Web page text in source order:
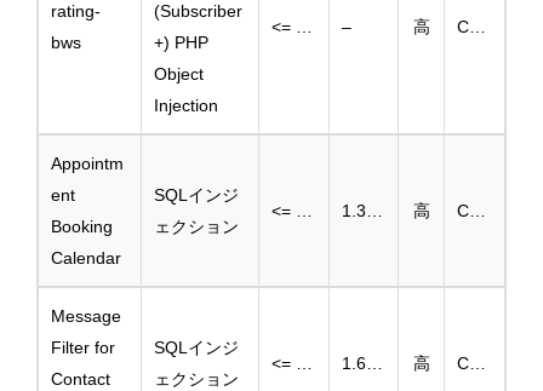
rating-
bws
(Subscriber
+) PHP
Object
Injection
– 高
Appointm
ent
Booking
Calendar
SQLインジ
ェクション
高
Message
Filter for
Contact
SQLインジ
ェクション
高